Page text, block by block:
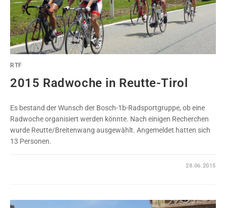
RTF
2015 Radwoche in Reutte-Tirol
Es bestand der Wunsch der Bosch-1b-Radsportgruppe, ob eine
Radwoche organisiert werden könnte. Nach einigen Recherchen
wurde Reutte/Breitenwang ausgewählt. Angemeldet hatten sich
13 Personen.
28.06.2015